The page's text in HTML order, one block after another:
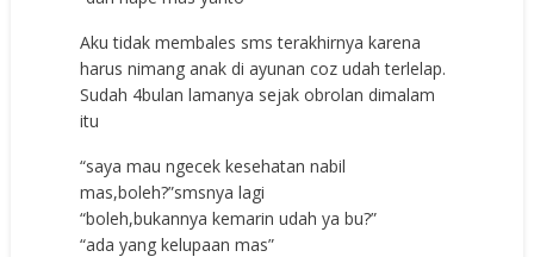
Aku tidak membales sms terakhirnya karena
harus nimang anak di ayunan coz udah terlelap.
Sudah 4bulan lamanya sejak obrolan dimalam
itu
“saya mau ngecek kesehatan nabil
mas,boleh?”smsnya lagi
“boleh,bukannya kemarin udah ya bu?”
“ada yang kelupaan mas”